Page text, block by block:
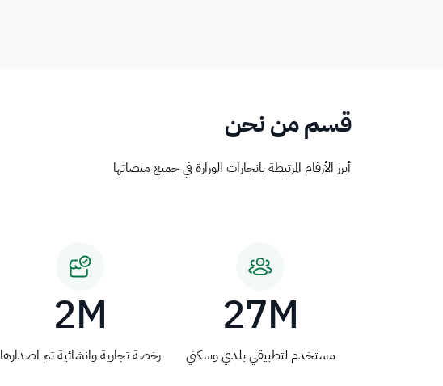
قسم من نحن
أبرز الأرقام المرتبطة بانجازات الوزارة في جميع منصاتها
27M
مستخدم لتطبيقي بلدي وسكني
2M
رخصة تجارية وانشائية تم اصدارها